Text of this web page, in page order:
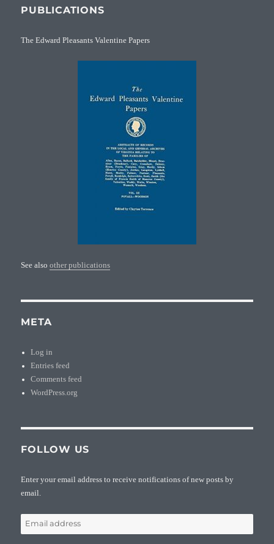
PUBLICATIONS
The Edward Pleasants Valentine Papers
See alsoother publications
META
Log in
Entries feed
Comments feed
WordPress.org
FOLLOW US
Enter your email address to receive notifications of new posts by
email.
Email
address